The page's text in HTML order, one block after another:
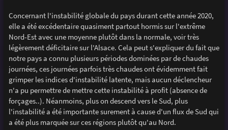
Concernant l'instabilité globale du pays durant cette année 2020,
elle a été excédentaire quasiment partout hormis sur l'extrême
Nord-Est avec une moyenne plutôt dans la normale, voir très
légèrement déficitaire sur l'Alsace. Cela peut s'expliquer du fait que
notre pays a connu plusieurs périodes dominées par de chaudes
journées, ces journées parfois très chaudes ont évidemment fait
grimper les indices d'instabilité latente, mais aucun déclencheur
n'a pu permettre de mettre cette instabilité à profit (absence de
forçages..). Néanmoins, plus on descend vers le Sud, plus
l'instabilité a été importante surement à cause d'un flux de Sud qui
a été plus marquée sur ces régions plutôt qu'au Nord.